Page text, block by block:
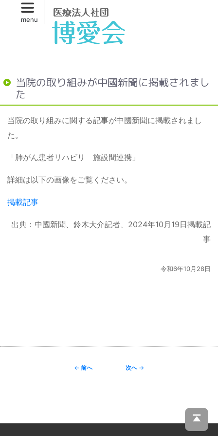
menu
当院の取り組みが中國新聞に掲載されまし
た
当院の取り組みに関する記事が中國新聞に掲載されまし
た。
「肺がん患者リハビリ 施設間連携」
詳細は以下の画像をご覧ください。
掲載記事
出典：中國新聞、鈴木大介記者、2024年10月19日掲載記
事
令和6年10月28日
← 前へ 次へ →